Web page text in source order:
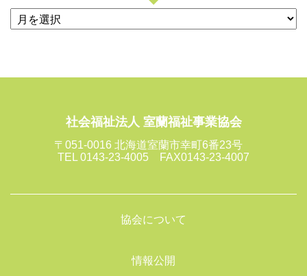
社会福祉法人 室蘭福祉事業協会
〒051-0016 北海道室蘭市幸町6番23号
TEL 0143-23-4005 FAX0143-23-4007
協会について
情報公開